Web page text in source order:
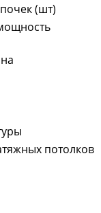
(шт)
потолков